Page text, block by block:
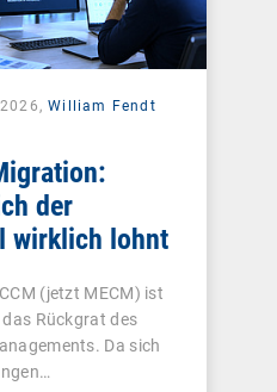
William Fendt
der
wirklich lohnt
(jetzt MECM) ist
Rückgrat des
Da sich